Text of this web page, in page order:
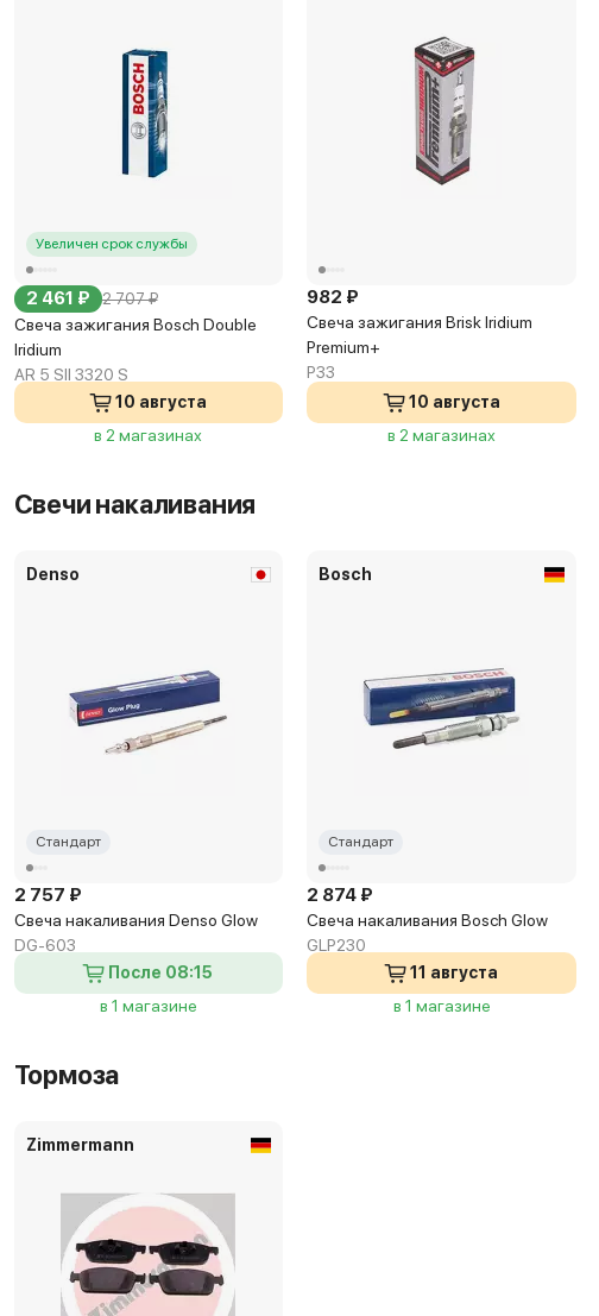
Увеличен срок службы
2 461 ₽ 2 707 ₽
Свеча зажигания Bosch Double
Iridium
AR 5 SII 3320 S
10 августа
в 2 магазинах
982 ₽
Свеча зажигания Brisk Iridium
Premium+
P33
10 августа
в 2 магазинах
Свечи накаливания
Denso
Стандарт
2 757 ₽
Свеча накаливания Denso Glow
DG-603
После 08:15
в 1 магазине
Bosch
Стандарт
2 874 ₽
Свеча накаливания Bosch Glow
GLP230
11 августа
в 1 магазине
Тормоза
Zimmermann